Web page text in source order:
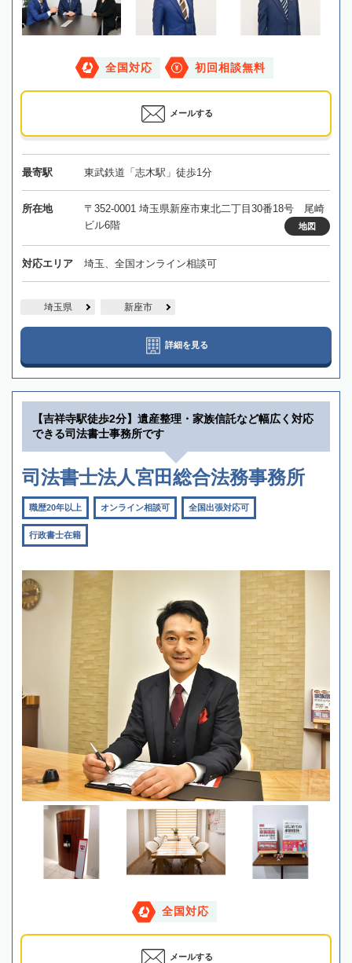
全国対応 初回相談無料
メールする
最寄駅 東武鉄道「志木駅」徒歩1分
所在地
〒352-0001 埼玉県新座市東北二丁目30番18号 尾崎
ビル6階
地図
対応エリア 埼玉、全国オンライン相談可
埼玉県 新座市
詳細を見る
【吉祥寺駅徒歩2分】遺産整理・家族信託など幅広く対応
できる司法書士事務所です
司法書士法人宮田総合法務事務所
職歴20年以上 オンライン相談可 全国出張対応可
行政書士在籍
全国対応
メールする